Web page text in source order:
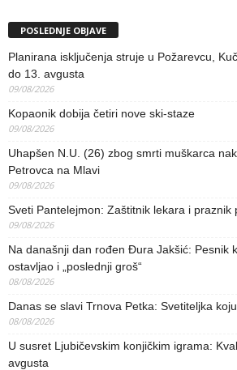
POSLEDNJE OBJAVE
Planirana isključenja struje u Požarevcu,
do 13. avgusta
09/08/2026
Kopaonik dobija četiri nove ski-staze
09/08/2026
Uhapšen N.U. (26) zbog smrti muškarca
Petrovca na Mlavi
09/08/2026
Sveti Pantelejmon: Zaštitnik lekara i praznik
09/08/2026
Na današnji dan rođen Đura Jakšić: Pesnik
ostavljao i „poslednji groš“
08/08/2026
Danas se slavi Trnova Petka: Svetiteljka
08/08/2026
U susret Ljubičevskim konjičkim igrama:
avgusta